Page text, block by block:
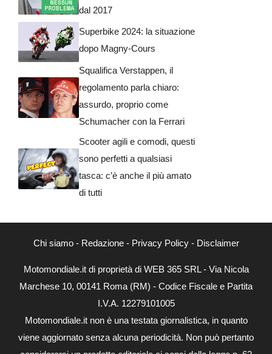
dal 2017
Superbike 2024: la situazione
dopo Magny-Cours
Squalifica Verstappen, il
regolamento parla chiaro:
assurdo, proprio come
Schumacher con la Ferrari
Scooter agili e comodi, questi
sono perfetti a qualsiasi
tasca: c’è anche il più amato
di tutti
Chi siamo- Redazione- Privacy Policy- Disclaimer
Motomondiale.it di proprietà di WEB 365 SRL - Via Nicola
Marchese 10, 00141 Roma (RM) - Codice Fiscale e Partita
I.V.A. 12279101005
Motomondiale.it non è una testata giornalistica, in quanto
viene aggiornato senza alcuna periodicità. Non può pertanto